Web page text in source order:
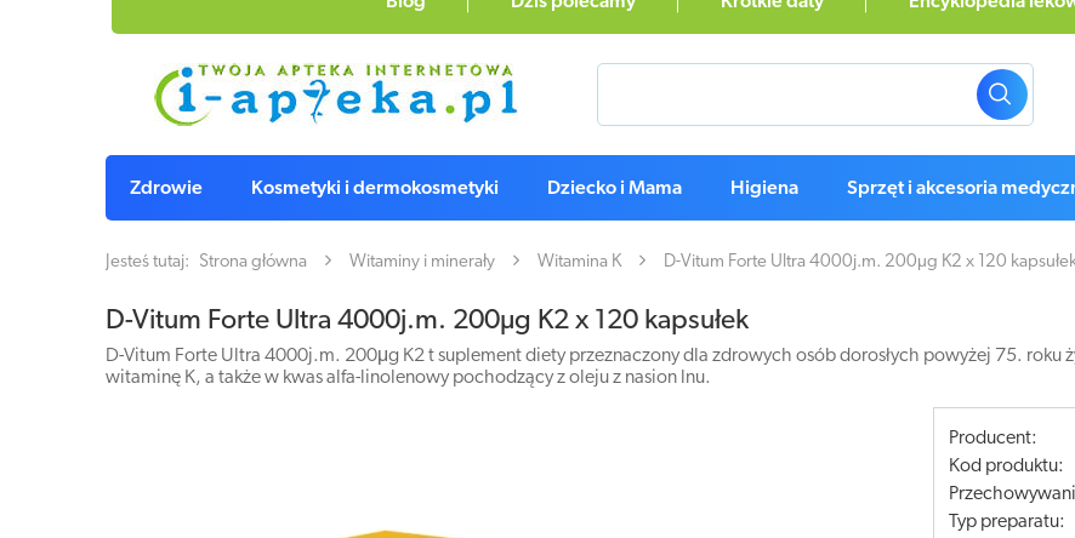
Zdrowie Kosmetyki i dermokosmetyki Dziecko i Mama Higiena Sprzęt i akcesoria
Jesteś tutaj: Strona główna Witaminy i minerały Witamina K D-Vitum Forte Ultra 4000j.m. 200µg K2 x 120
D-Vitum Forte Ultra 4000j.m. 200µg K2 x 120 kapsułek
D-Vitum Forte Ultra 4000j.m. 200μg K2 t suplement diety przeznaczony dla zdrowych osób dorosłych powyżej 75. roku
witaminę K, a także w kwas alfa-linolenowy pochodzący z oleju z nasion lnu.
Producent:
Kod produktu:
Typ preparatu: